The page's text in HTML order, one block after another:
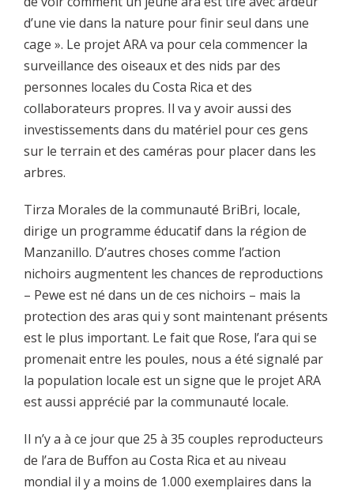
d’une vie dans la nature pour finir seul dans une
cage ». Le projet ARA va pour cela commencer la
surveillance des oiseaux et des nids par des
personnes locales du Costa Rica et des
collaborateurs propres. Il va y avoir aussi des
investissements dans du matériel pour ces gens
sur le terrain et des caméras pour placer dans les
arbres.
Tirza Morales de la communauté BriBri, locale,
dirige un programme éducatif dans la région de
Manzanillo. D’autres choses comme l’action
nichoirs augmentent les chances de reproductions
– Pewe est né dans un de ces nichoirs – mais la
protection des aras qui y sont maintenant présents
est le plus important. Le fait que Rose, l’ara qui se
promenait entre les poules, nous a été signalé par
la population locale est un signe que le projet ARA
est aussi apprécié par la communauté locale.
Il n’y a à ce jour que 25 à 35 couples reproducteurs
de l’ara de Buffon au Costa Rica et au niveau
mondial il y a moins de 1.000 exemplaires dans la